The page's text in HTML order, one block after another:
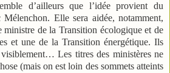
d’ailleurs que l’idée provient du
Elle sera aidée, notamment,
ministre de la Transition écologique et de
et une de la Transition énergétique. Ils
Les titres des ministères ne
(mais on est loin des sommets atteints